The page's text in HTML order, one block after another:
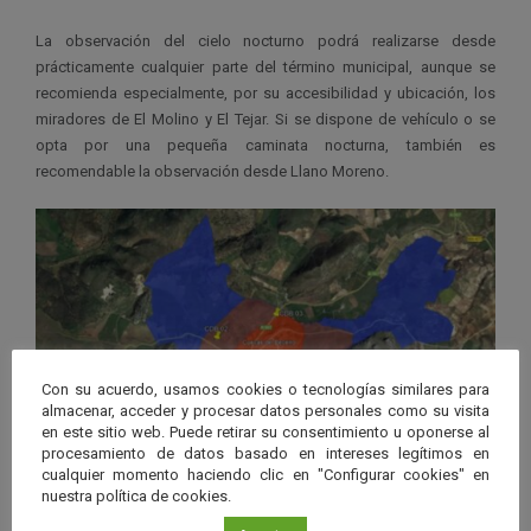
La observación del cielo nocturno podrá realizarse desde
prácticamente cualquier parte del término municipal, aunque se
recomienda especialmente, por su accesibilidad y ubicación, los
miradores de El Molino y El Tejar. Si se dispone de vehículo o se
opta por una pequeña caminata nocturna, también es
recomendable la observación desde Llano Moreno.
Con su acuerdo, usamos cookies o tecnologías similares para
almacenar, acceder y procesar datos personales como su visita
en este sitio web. Puede retirar su consentimiento u oponerse al
procesamiento de datos basado en intereses legítimos en
cualquier momento haciendo clic en "Configurar cookies" en
nuestra política de cookies.